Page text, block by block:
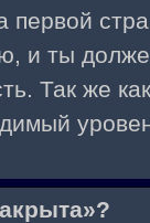
первой
и ты
Так же